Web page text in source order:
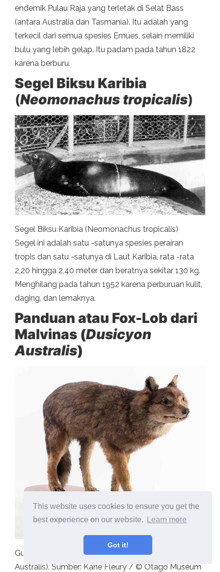
This website uses cookies to ensure you get the
best experience on our website.
Learn more
Got it!
endemik Pulau Raja yang terletak di Selat Bass
(antara Australia dan Tasmania). Itu adalah yang
terkecil dari semua spesies Emúes, selain memiliki
bulu yang lebih gelap. Itu padam pada tahun 1822
karena berburu.
Segel Biksu Karibia
(Neomonachus tropicalis)
Segel Biksu Karibia (Neomonachus tropicalis)
Segel ini adalah satu -satunya spesies perairan
tropis dan satu -satunya di Laut Karibia, rata -rata
2,20 hingga 2,40 meter dan beratnya sekitar 130 kg.
Menghilang pada tahun 1952 karena perburuan kulit,
daging, dan lemaknya.
Panduan atau Fox-Lob dari
Malvinas (Dusicyon
Australis)
Guará atau Fox-Lobo de Las Malvinas (Dusicyon
Australis). Sumber: Kane Fleury / © Otago Museum